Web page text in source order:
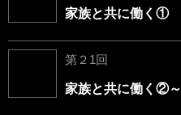
家族と共に働く①
第２1回
家族と共に働く②～